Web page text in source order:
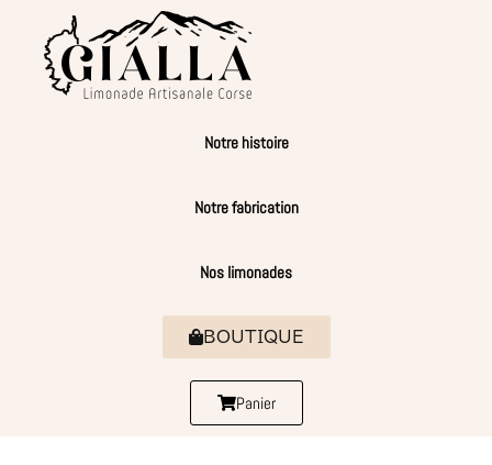
Notre histoire
Notre fabrication
Nos limonades
BOUTIQUE
Panier